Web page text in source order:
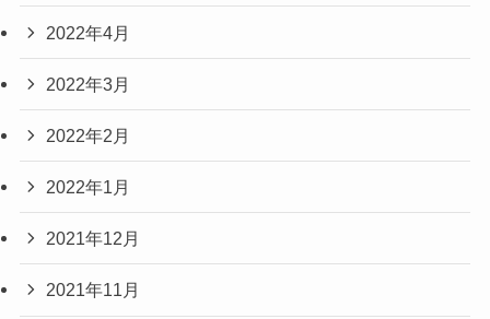
2022年4月
2022年3月
2022年2月
2022年1月
2021年12月
2021年11月